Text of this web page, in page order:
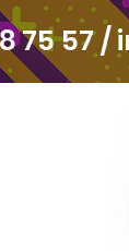
75 57/